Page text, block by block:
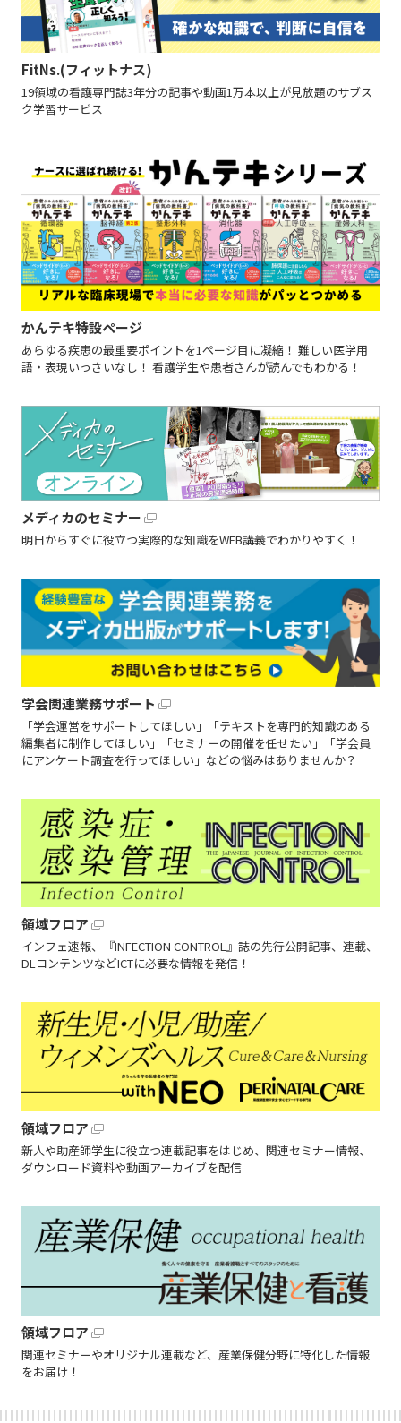
FitNs.(フィットナス)
19領域の看護専門誌3年分の記事や動画1万本以上が見放題のサブス
ク学習サービス
かんテキ特設ページ
あらゆる疾患の最重要ポイントを1ページ目に凝縮！ 難しい医学用
語・表現いっさいなし！ 看護学生や患者さんが読んでもわかる！
メディカのセミナー
明日からすぐに役立つ実際的な知識をWEB講義でわかりやすく！
学会関連業務サポート
「学会運営をサポートしてほしい」「テキストを専門的知識のある
編集者に制作してほしい」「セミナーの開催を任せたい」「学会員
にアンケート調査を行ってほしい」などの悩みはありませんか？
領域フロア
インフェ速報、『INFECTION CONTROL』誌の先行公開記事、連載、
DLコンテンツなどICTに必要な情報を発信！
領域フロア
新人や助産師学生に役立つ連載記事をはじめ、関連セミナー情報、
ダウンロード資料や動画アーカイブを配信
領域フロア
関連セミナーやオリジナル連載など、産業保健分野に特化した情報
をお届け！